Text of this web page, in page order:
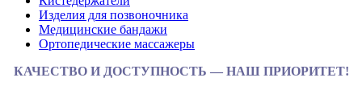
Изделия для позвоночника
Медицинские бандажи
Ортопедические массажеры
КАЧЕСТВО И ДОСТУПНОСТЬ — НАШ ПРИОРИТЕТ!